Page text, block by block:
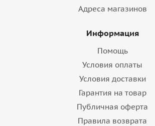
Адреса магазинов
Информация
Помощь
Условия оплаты
Условия доставки
Гарантия на товар
Публичная оферта
Правила возврата